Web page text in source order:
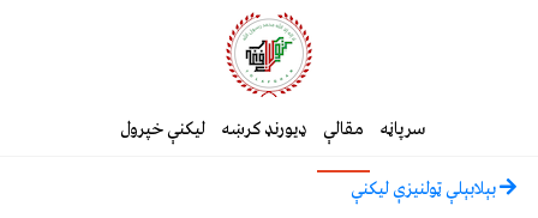
سرپاڼه مقالې ډیورنډ کرښه لیکنې خپرول
بېلابېلې ټولنيزې ليکنې